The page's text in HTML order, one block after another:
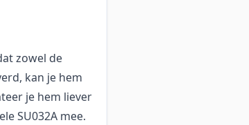
zowel de
kan je hem
je hem liever
SU032A mee.